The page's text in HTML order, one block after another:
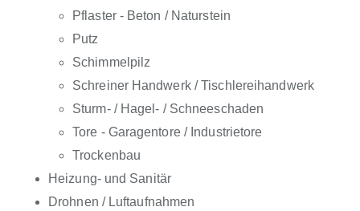
Pflaster - Beton / Naturstein
Putz
Schimmelpilz
Schreiner Handwerk / Tischlereihandwerk
Sturm- / Hagel- / Schneeschaden
Tore - Garagentore / Industrietore
Trockenbau
Heizung- und Sanitär
Drohnen / Luftaufnahmen